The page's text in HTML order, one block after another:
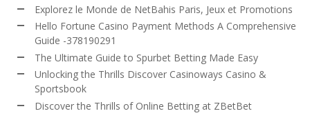
Explorez le Monde de NetBahis Paris, Jeux et Promotions
Hello Fortune Casino Payment Methods A Comprehensive
Guide -378190291
The Ultimate Guide to Spurbet Betting Made Easy
Unlocking the Thrills Discover Casinoways Casino &
Sportsbook
Discover the Thrills of Online Betting at ZBetBet